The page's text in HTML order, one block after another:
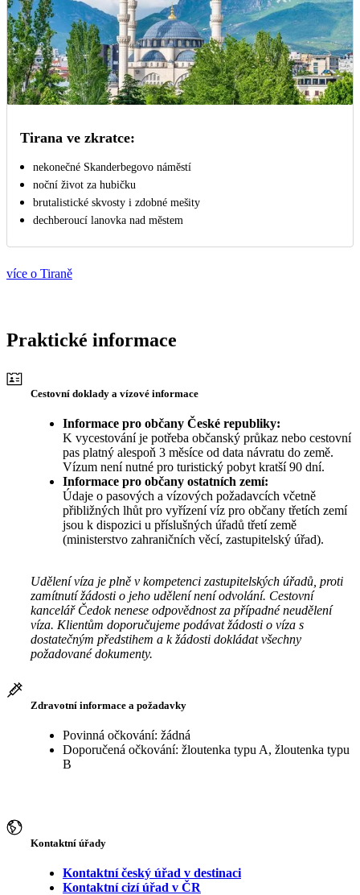
Tirana ve zkratce:
nekonečné Skanderbegovo náměstí
noční život za hubičku
brutalistické skvosty i zdobné mešity
dechberoucí lanovka nad městem
více o Tiraně
Praktické informace
Cestovní doklady a vízové informace
Informace pro občany České republiky:
K vycestování je potřeba občanský průkaz nebo cestovní
pas platný alespoň 3 měsíce od data návratu do země.
Vízum není nutné pro turistický pobyt kratší 90 dní.
Informace pro občany ostatních zemí:
Údaje o pasových a vízových požadavcích včetně
přibližných lhůt pro vyřízení víz pro občany třetích zemí
jsou k dispozici u příslušných úřadů třetí země
(ministerstvo zahraničních věcí, zastupitelský úřad).
Udělení víza je plně v kompetenci zastupitelských úřadů, proti
zamítnutí žádosti o jeho udělení není odvolání. Cestovní
kancelář Čedok nenese odpovědnost za případné neudělení
víza. Klientům doporučujeme podávat žádosti o víza s
dostatečným předstihem a k žádosti dokládat všechny
požadované dokumenty.
Zdravotní informace a požadavky
Povinná očkování: žádná
Doporučená očkování: žloutenka typu A, žloutenka typu
B
Kontaktní úřady
Kontaktní český úřad v destinaci
Kontaktní cizí úřad v ČR